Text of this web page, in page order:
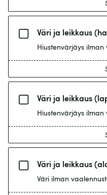
Väri ja leikkaus
Hiustenvärjäys ilman
Väri ja leikkaus
Hiustenvärjäys
Väri ja leikkaus
Väri ilman